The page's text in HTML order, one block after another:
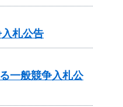
札公告
一般競争入札公